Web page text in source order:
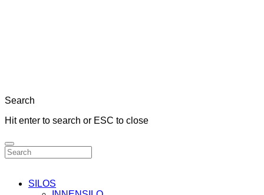
Search
Hit enter to search or ESC to close
SILOS